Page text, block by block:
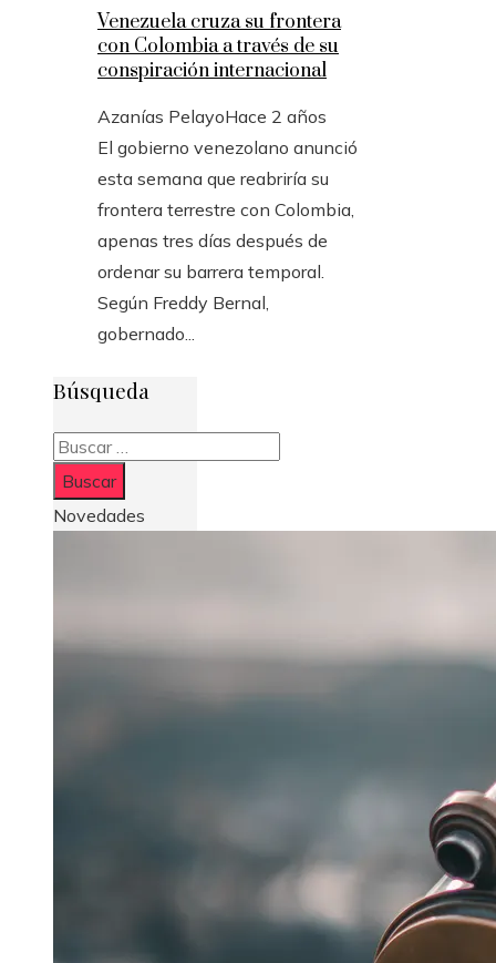
Venezuela cruza su frontera
con Colombia a través de su
conspiración internacional
Azanías PelayoHace 2 años
El gobierno venezolano anunció
esta semana que reabriría su
frontera terrestre con Colombia,
apenas tres días después de
ordenar su barrera temporal.
Según Freddy Bernal,
gobernado...
Búsqueda
Buscar:
Novedades